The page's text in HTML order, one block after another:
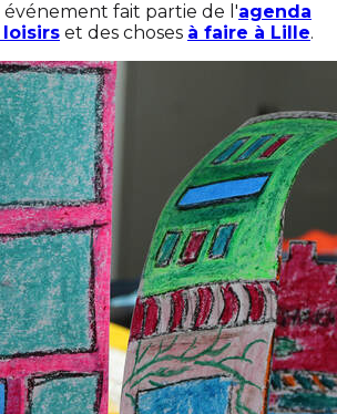
événement fait partie de l'agenda
et des choses à faire à Lille.